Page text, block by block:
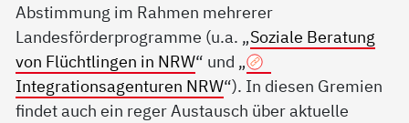
Abstimmung im Rahmen mehrerer
Landesförderprogramme (u.a. „Soziale Beratung
von Flüchtlingen in NRW“ und „
Integrationsagenturen NRW“). In diesen Gremien
findet auch ein reger Austausch über aktuelle